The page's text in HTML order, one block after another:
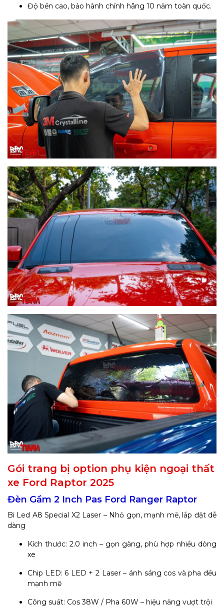
Độ bền cao, bảo hành chính hãng 10 năm toàn quốc.
Gói trang bị option phụ kiện ngoại thất
xe Ford Raptor 2025
Đèn Gầm 2 Inch Pas Ford Ranger Raptor
Bi Led A8 Special X2 Laser – Nhỏ gọn, mạnh mẽ, lắp đặt dễ
dàng
Kích thước: 2.0 inch – gọn gàng, phù hợp nhiều dòng
xe
Chip LED: 6 LED + 2 Laser – ánh sáng cos và pha đều
mạnh mẽ
Công suất: Cos 38W / Pha 60W – hiệu năng vượt trội